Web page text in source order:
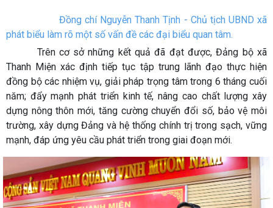
Đồng chí Nguyễn Thanh Tịnh - Chủ tịch UBND xã
phát biểu làm rõ một số vấn đề các đại biểu quan tâm.
Trên cơ sở những kết quả đã đạt được, Đảng bộ xã
Thanh Miện xác định tiếp tục tập trung lãnh đạo thực hiện
đồng bộ các nhiệm vụ, giải pháp trọng tâm trong 6 tháng cuối
năm; đẩy mạnh phát triển kinh tế, nâng cao chất lượng xây
dựng nông thôn mới, tăng cường chuyển đổi số, bảo vệ môi
trường, xây dựng Đảng và hệ thống chính trị trong sạch, vững
mạnh, đáp ứng yêu cầu phát triển trong giai đoạn mới.